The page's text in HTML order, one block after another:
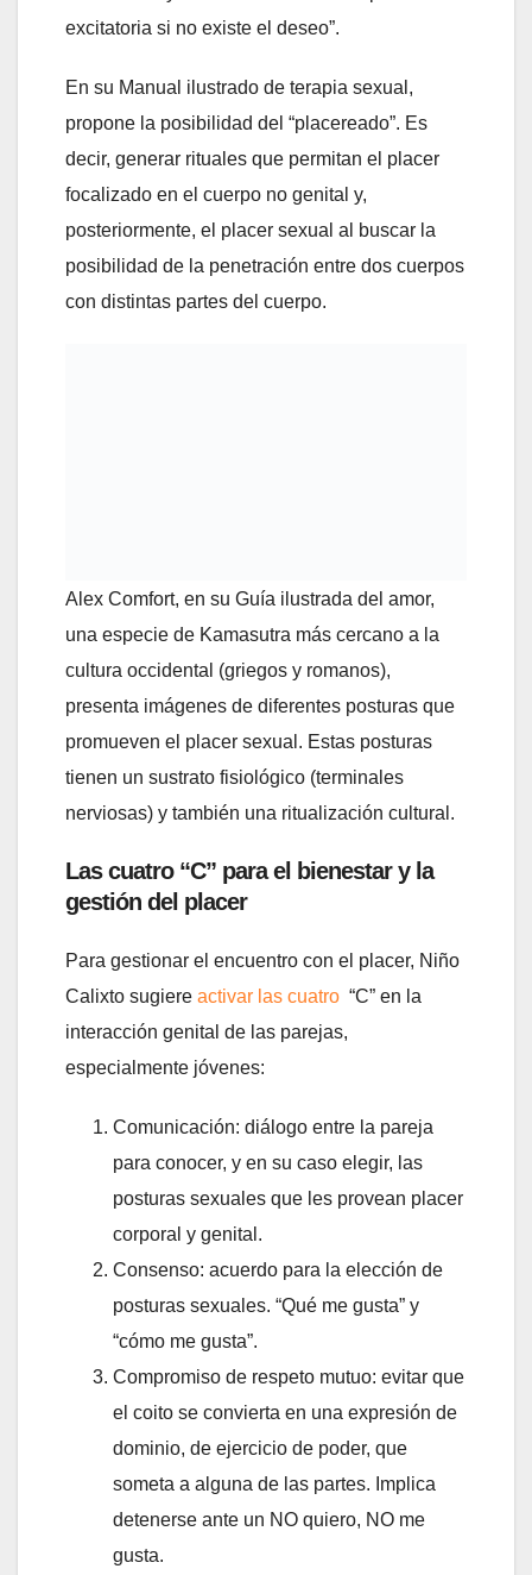
excitatoria si no existe el deseo”.
En su Manual ilustrado de terapia sexual,
propone la posibilidad del “placereado”. Es
decir, generar rituales que permitan el placer
focalizado en el cuerpo no genital y,
posteriormente, el placer sexual al buscar la
posibilidad de la penetración entre dos cuerpos
con distintas partes del cuerpo.
Alex Comfort, en su Guía ilustrada del amor,
una especie de Kamasutra más cercano a la
cultura occidental (griegos y romanos),
presenta imágenes de diferentes posturas que
promueven el placer sexual. Estas posturas
tienen un sustrato fisiológico (terminales
nerviosas) y también una ritualización cultural.
Las cuatro “C” para el bienestar y la
gestión del placer
Para gestionar el encuentro con el placer, Niño
Calixto sugiere activar las cuatro “C” en la
interacción genital de las parejas,
especialmente jóvenes:
Comunicación: diálogo entre la pareja
para conocer, y en su caso elegir, las
posturas sexuales que les provean placer
corporal y genital.
Consenso: acuerdo para la elección de
posturas sexuales. “Qué me gusta” y
“cómo me gusta”.
Compromiso de respeto mutuo: evitar que
el coito se convierta en una expresión de
dominio, de ejercicio de poder, que
someta a alguna de las partes. Implica
detenerse ante un NO quiero, NO me
gusta.